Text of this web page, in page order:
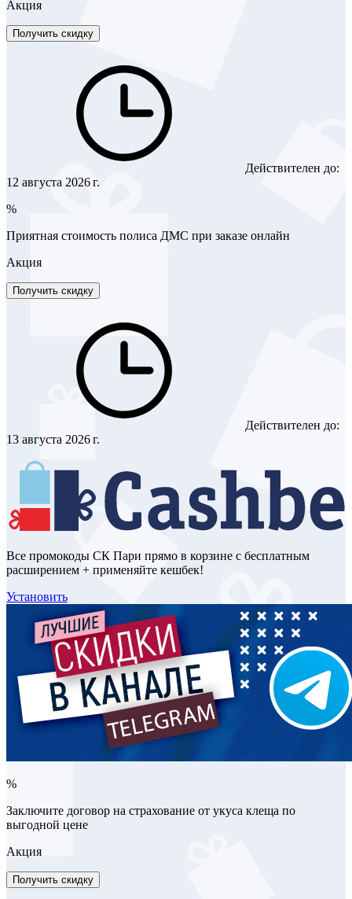
Акция
Получить скидку
Действителен до:
12 августа 2026 г.
%
Приятная стоимость полиса ДМС при заказе онлайн
Акция
Получить скидку
Действителен до:
13 августа 2026 г.
Все промокоды СК Пари прямо в корзине с бесплатным
расширением + применяйте кешбек!
Установить
%
Заключите договор на страхование от укуса клеща по
выгодной цене
Акция
Получить скидку